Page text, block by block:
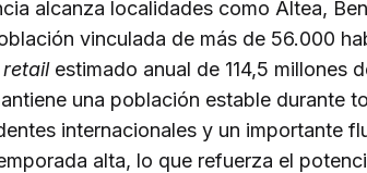
alcanza localidades como Altea,
vinculada de más de 56.000
retailestimado anual de 114,5 millones
una población estable durante
internacionales y un importante
alta, lo que refuerza el